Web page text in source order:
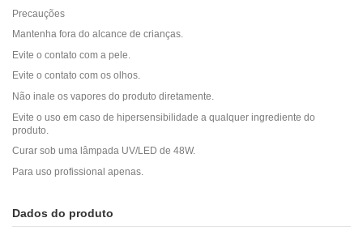
Precauções
Mantenha fora do alcance de crianças.
Evite o contato com a pele.
Evite o contato com os olhos.
Não inale os vapores do produto diretamente.
Evite o uso em caso de hipersensibilidade a qualquer ingrediente do
produto.
Curar sob uma lâmpada UV/LED de 48W.
Para uso profissional apenas.
Dados do produto